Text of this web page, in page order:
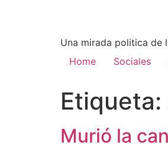
Una mirada poli­tica de
Home
Sociales
Etiqueta:
Murió la